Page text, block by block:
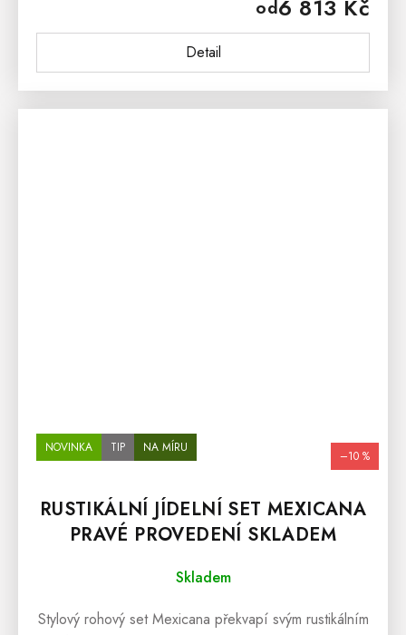
od6 813 Kč
Detail
NOVINKA TIP NA MÍRU
–10 %
RUSTIKÁLNÍ JÍDELNÍ SET MEXICANA
PRAVÉ PROVEDENÍ SKLADEM
Skladem
Stylový rohový set Mexicana překvapí svým rustikálním